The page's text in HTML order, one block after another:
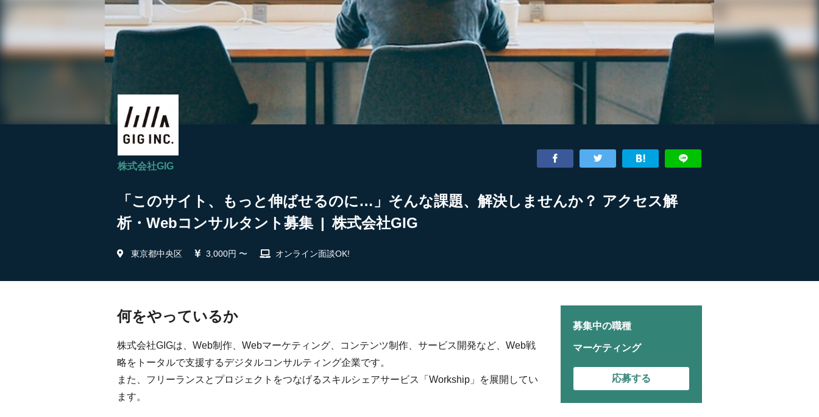
株式会社GIG
「このサイト、もっと伸ばせるのに…」そんな課題、解決しませんか？ アクセス解
析・Webコンサルタント募集 | 株式会社GIG
東京都中央区 3,000円 〜 オンライン面談OK!
何をやっているか
株式会社GIGは、Web制作、Webマーケティング、コンテンツ制作、サービス開発など、Web戦
略をトータルで支援するデジタルコンサルティング企業です。
また、フリーランスとプロジェクトをつなげるスキルシェアサービス「Workship」を展開してい
ます。
募集中の職種
マーケティング
応募する